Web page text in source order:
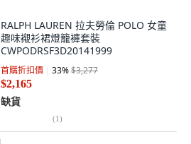
RALPH LAUREN 拉夫勞倫 POLO 女童
趣味襯衫裙燈籠褲套裝
CWPODRSF3D20141999
首購折扣價 33%$3,277
$2,165
缺貨
(1)